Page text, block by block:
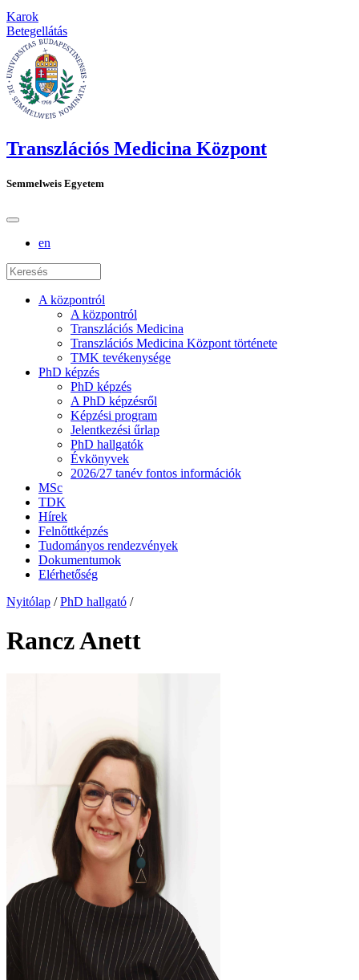
Karok
Betegellátás
Transzlációs Medicina Központ
Semmelweis Egyetem
en
A központról
A központról
Transzlációs Medicina
Transzlációs Medicina Központ története
TMK tevékenysége
PhD képzés
PhD képzés
A PhD képzésről
Képzési program
Jelentkezési űrlap
PhD hallgatók
Évkönyvek
2026/27 tanév fontos információk
MSc
TDK
Hírek
Felnőttképzés
Tudományos rendezvények
Dokumentumok
Elérhetőség
Nyitólap / PhD hallgató /
Rancz Anett